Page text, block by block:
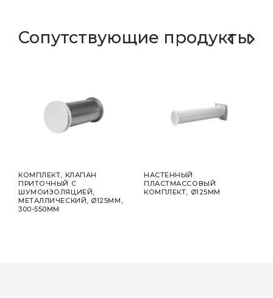
Сопутствующие продукты
КОМПЛЕКТ, КЛАПАН
ПРИТОЧНЫЙ С
ШУМОИЗОЛЯЦИЕЙ,
МЕТАЛЛИЧЕСКИЙ, Ø125MM,
300-550MM
НАСТЕННЫЙ
ПЛАСТМАССОВЫЙ
КОМПЛЕКТ, Ø125MM